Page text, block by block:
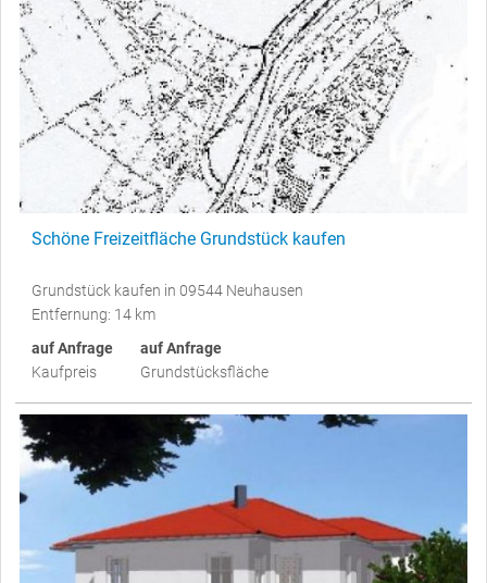
Schöne Freizeitfläche Grundstück kaufen
Grundstück kaufen in 09544 Neuhausen
Entfernung: 14 km
auf Anfrage
Kaufpreis
auf Anfrage
Grundstücksfläche